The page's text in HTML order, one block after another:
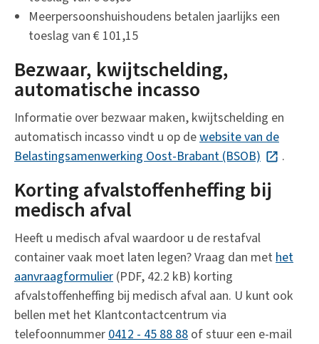
Meerpersoonshuishoudens betalen jaarlijks een
toeslag van € 101,15
Bezwaar, kwijtschelding,
automatische incasso
Informatie over bezwaar maken, kwijtschelding en
automatisch incasso vindt u op dewebsite van de
Belastingsamenwerking Oost-Brabant (BSOB) (Deze
.
Korting afvalstoffenheffing bij
medisch afval
Heeft u medisch afval waardoor u de restafval
container vaak moet laten legen? Vraag dan methet
aanvraagformulier (PDF, 42.2 kB) korting
afvalstoffenheffing bij medisch afval aan. U kunt ook
bellen met het Klantcontactcentrum via
telefoonnummer0412 - 45 88 88 of stuur een e-mail